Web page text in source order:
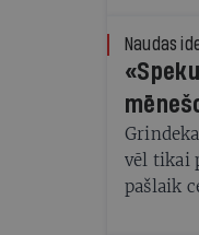
Naudas
vēl tikai
pašlaik